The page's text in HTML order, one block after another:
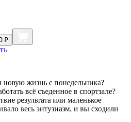
₽
новую жизнь с понедельника?
всё съеденное в спортзале?
результата или маленькое
весь энтузиазм, и вы сходили